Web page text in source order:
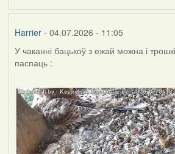
Harrier- 04.07.2026 - 11:05
У чаканні бацькоў з ежай можна і трошкі
паспаць :